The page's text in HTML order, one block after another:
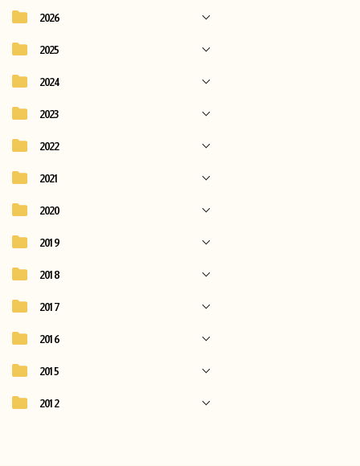
2026
2025
2024
2023
2022
2021
2020
2019
2018
2017
2016
2015
2012